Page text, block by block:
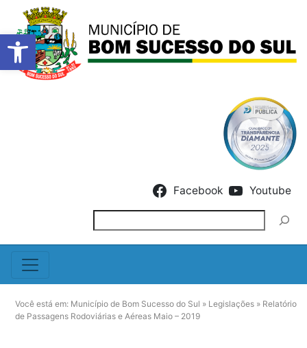
Barra de Ferramentas
Facebook Youtube
Você está em: Município de Bom Sucesso do Sul » Legislações » Relatório
de Passagens Rodoviárias e Aéreas Maio – 2019